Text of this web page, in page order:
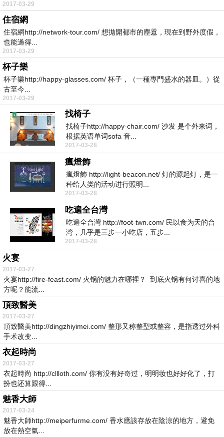
2017-03-29
住宿網
住宿網http://network-tour.com/ 想拋開都市的塵囂，現在到野外度假，
也能過得...
2017-03-29
杯子樂
杯子樂http://happy-glasses.com/ 杯子，（一種專門盛水的器皿。）從
古至今...
2017-03-29
找椅子
找椅子http://happy-chair.com/ 沙发 是个外来词，
根据英语单词sofa 音...
2017-03-28
瘋燈飾
瘋燈飾 http://light-beacon.net/ 灯的源起灯，是一
种给人类的活动进行照明...
2017-03-28
吃遍全台灣
吃遍全台灣 http://foot-twn.com/ 民以食为天的台
湾，几乎是三步一小吃店，五步...
2017-03-28
火宴
2017-03-27
火宴http://fire-feast.com/ 火锅的魅力在哪裡？ 到底火锅有何讨喜的地
方呢？能流...
頂致醫美
2017-03-27
頂致醫美http://dingzhiyimei.com/ 整形又称整型或整容，是指透过外科
手术改变...
衣起時尚
2017-03-27
衣起時尚 http://cllloth.com/ 你有没有好奇过，明明妆也好好化了，打
扮也还算跟得...
魅香大師
2017-03-24
魅香大師http://meiperfurme.com/ 香水應該存放在陰涼的地方，避免
放在熱空氣...